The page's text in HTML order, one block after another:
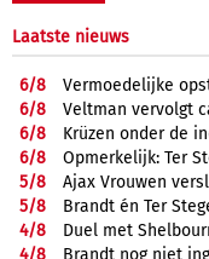
Laatste nieuws
6/8
Vermoedelijke
6/8
Veltman vervolgt
6/8
Krüzen onder de
6/8
Opmerkelijk: Ter
5/8
Ajax Vrouwen
5/8
Brandt én Ter
4/8
Duel met
4/8
Brandt nog niet